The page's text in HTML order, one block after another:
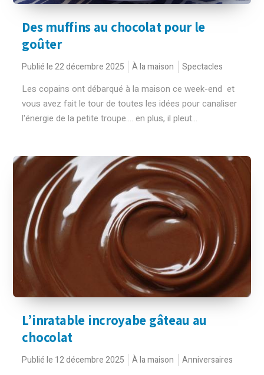
Des muffins au chocolat pour le
goûter
Publié le 22 décembre 2025 À la maison Spectacles
Les copains ont débarqué à la maison ce week-end et
vous avez fait le tour de toutes les idées pour canaliser
l'énergie de la petite troupe.... en plus, il pleut...
L’inratable incroyabe gâteau au
chocolat
Publié le 12 décembre 2025 À la maison Anniversaires